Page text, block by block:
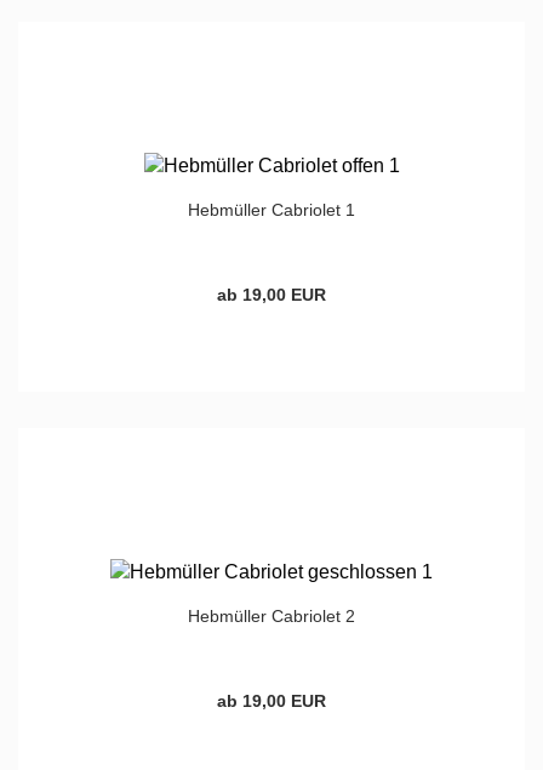
Hebmüller Cabriolet 1
ab 19,00 EUR
Hebmüller Cabriolet 2
ab 19,00 EUR